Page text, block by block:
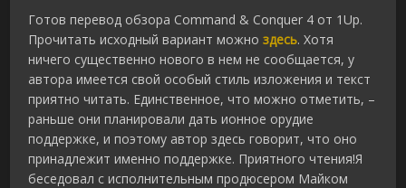
Готов перевод обзора Command & Conquer 4 от 1Up.
Прочитать исходный вариант можноздесь. Хотя
ничего существенно нового в нем не сообщается, у
автора имеется свой особый стиль изложения и текст
приятно читать. Единственное, что можно отметить, –
раньше они планировали дать ионное орудие
поддержке, и поэтому автор здесь говорит, что оно
принадлежит именно поддержке. Приятного чтения!Я
беседовал с исполнительным продюсером Майком